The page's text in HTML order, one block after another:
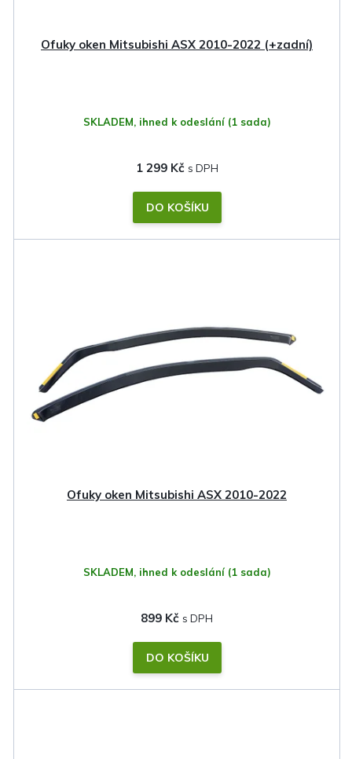
Ofuky oken Mitsubishi ASX 2010-2022 (+zadní)
SKLADEM, ihned k odeslání (1 sada)
1 299 Kč
DO KOŠÍKU
Ofuky oken Mitsubishi ASX 2010-2022
SKLADEM, ihned k odeslání (1 sada)
899 Kč
DO KOŠÍKU